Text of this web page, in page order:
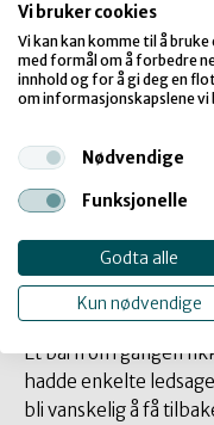
– Vi fikk verdifull
et testpublikum med
funksjonsvariasjoner,
Det var høy
Et barn om gangen
hadde enkelte
bli vanskelig å få
Vi bruker cookies
Vi kan kan komme til å
med formål om å forbedre
innhold og for å gi deg en
om informasjonskapslene vi
Nødvendige
Funksjonelle
Godta alle
Kun nødvendige